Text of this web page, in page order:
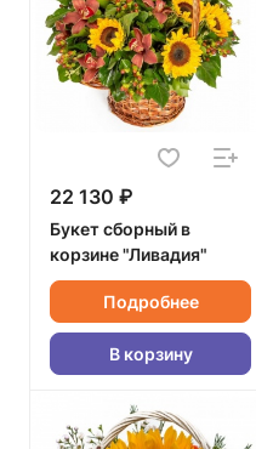
22 130 ₽
Букет сборный в
корзине "Ливадия"
Подробнее
В корзину